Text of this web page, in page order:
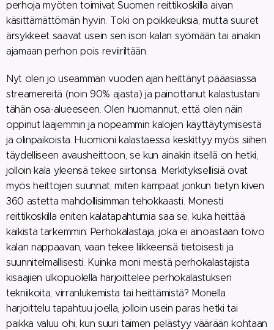
perhoja myöten toimivat Suomen reittikoskilla aivan
käsittämättömän hyvin. Toki on poikkeuksia, mutta suuret
ärsykkeet saavat usein sen ison kalan syömään tai ainakin
ajamaan perhon pois reviiriltään.
Nyt olen jo useamman vuoden ajan heittänyt pääasiassa
streamereitä (noin 90% ajasta) ja painottanut kalastustani
tähän osa-alueeseen. Olen huomannut, että olen näin
oppinut laajemmin ja nopeammin kalojen käyttäytymisestä
ja olinpaikoista. Huomioni kalastaessa keskittyy myös siihen
täydelliseen avausheittoon, se kun ainakin itsellä on hetki,
jolloin kala yleensä tekee siirtonsa. Merkityksellisiä ovat
myös heittojen suunnat, miten kampaat jonkun tietyn kiven
360 astetta mahdollisimman tehokkaasti. Monesti
reittikoskilla eniten kalatapahtumia saa se, kuka heittää
kaikista tarkemmin: Perhokalastaja, joka ei ainoastaan toivo
kalan nappaavan, vaan tekee liikkeensä tietoisesti ja
suunnitelmallisesti. Kuinka moni meistä perhokalastajista
kisaajien ulkopuolella harjoittelee perhokalastuksen
tekniikoita, virranlukemista tai heittämistä? Monella
harjoittelu tapahtuu joella, jolloin usein paras hetki tai
paikka valuu ohi, kun suuri taimen pelästyy väärään kohtaan